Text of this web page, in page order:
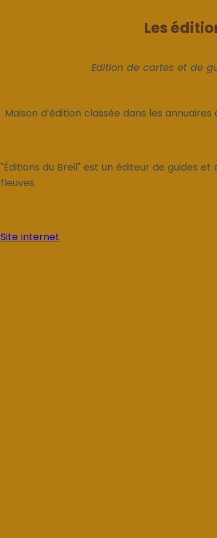
Les
Edition de cartes et de
Maison d’édition classée dans les annuaires
"Éditions du Breil" est un éditeur de guides
fleuves.
Site internet